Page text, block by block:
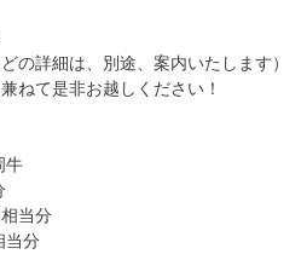
の詳細は、別途、案内いたします）
ねて是非お越しください！
牛
当分
当分